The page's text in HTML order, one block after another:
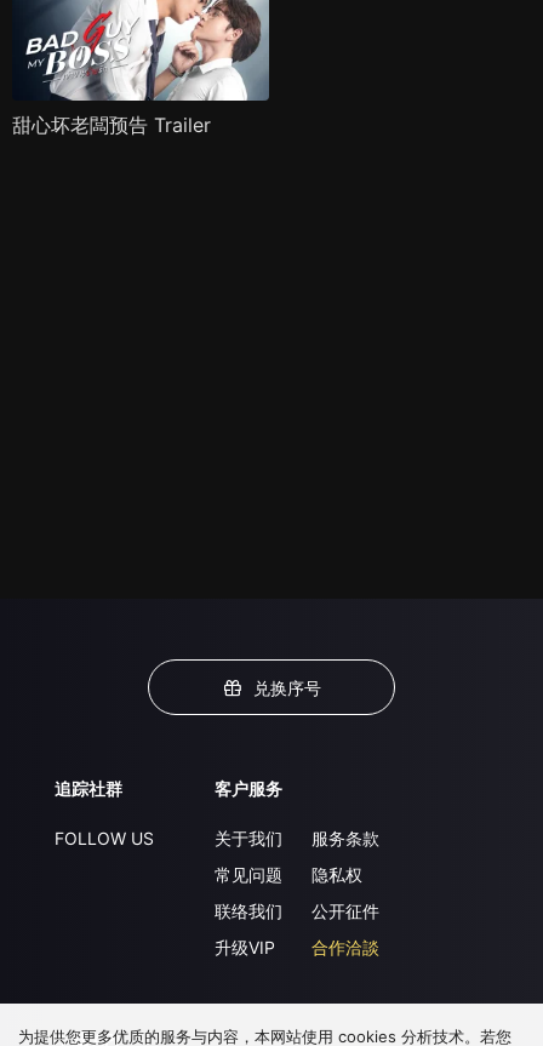
甜心坏老闆预告 Trailer
兑换序号
追踪社群
FOLLOW US
客户服务
关于我们
常见问题
联络我们
升级VIP
服务条款
隐私权
公开征件
合作洽談
下载 APP
为提供您更多优质的服务与内容，本网站使用 cookies 分析技术。若您